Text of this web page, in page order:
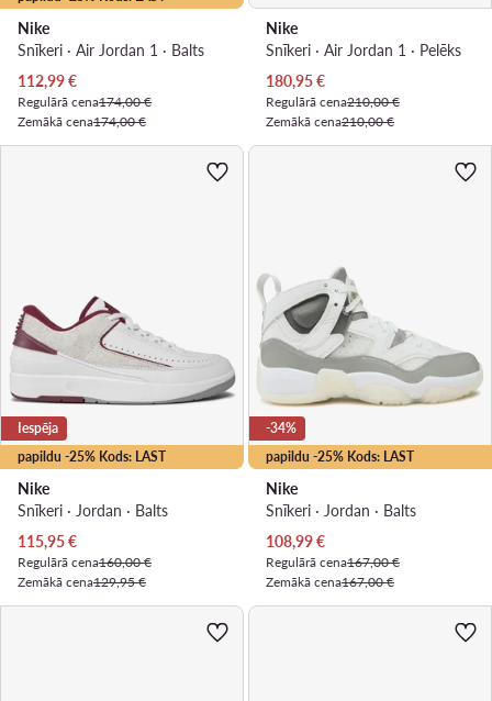
Nike
Snīkeri · Air Jordan 1 · Balts
Pašreizējā cena
112,99€
Regulārā cena174,00 €
Zemākā cena174,00 €
Nike
Snīkeri · Air Jordan 1 · Pelēks
Pašreizējā cena
180,95€
Regulārā cena210,00 €
Zemākā cena210,00 €
papildu -25% Kods: LAST
Iespēja
Nike
Snīkeri · Jordan · Balts
Pašreizējā cena
115,95€
Regulārā cena160,00 €
Zemākā cena129,95 €
papildu -25% Kods: LAST
-34%
Nike
Snīkeri · Jordan · Balts
Pašreizējā cena
108,99€
Regulārā cena167,00 €
Zemākā cena167,00 €